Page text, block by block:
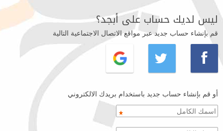
ليس لديك حساب على أبجد؟
قم بإنشاء حساب جديد عبر مواقع الاتصال الاجتماعية التالية
أو قم بإنشاء حساب جديد باستخدام بريدك الالكتروني